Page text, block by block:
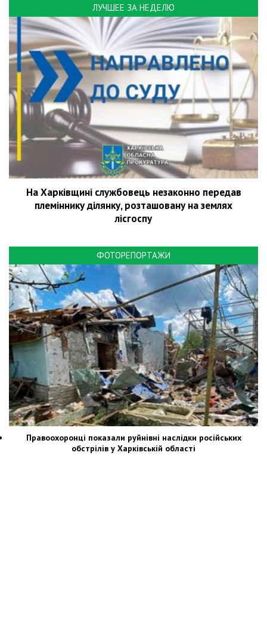
ЛУЧШЕЕ ЗА НЕДЕЛЮ
На Харківщині службовець незаконно передав
племіннику ділянку, розташовану на землях
лісгоспу
ФОТОРЕПОРТАЖИ
Правоохоронці показали руйнівні наслідки російських
обстрілів у Харківській області